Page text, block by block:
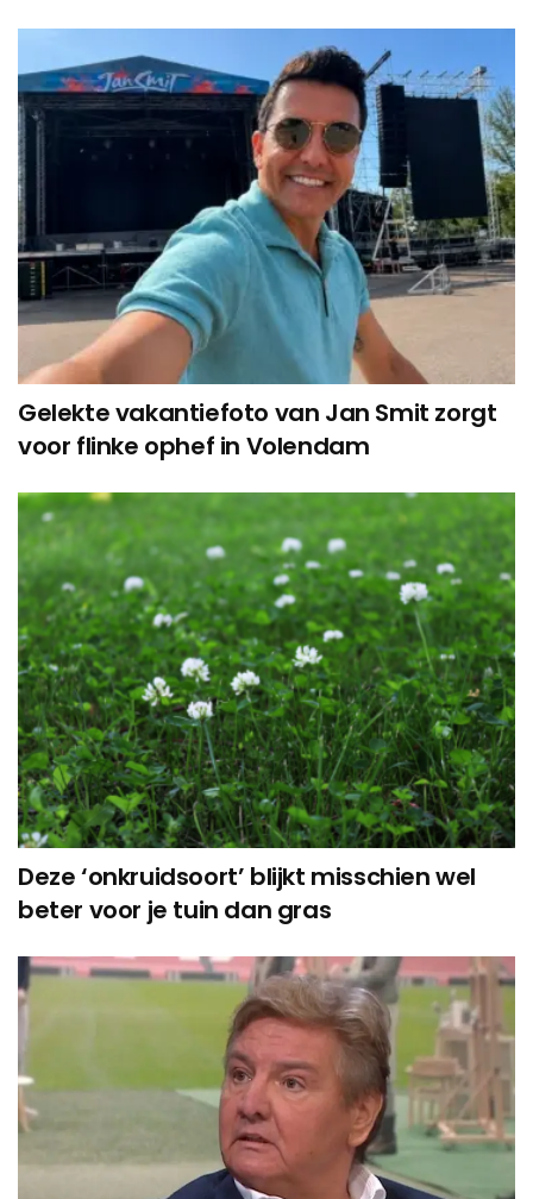
Gelekte vakantiefoto van Jan Smit zorgt
voor flinke ophef in Volendam
Deze ‘onkruidsoort’ blijkt misschien wel
beter voor je tuin dan gras